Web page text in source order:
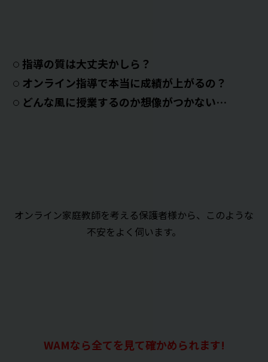
指導の質は大丈夫かしら？
オンライン指導で本当に成績が上がるの？
どんな風に授業するのか想像がつかない…
オンライン家庭教師を考える保護者様から、このような
不安をよく伺います。
WAMなら全てを見て確かめられます!